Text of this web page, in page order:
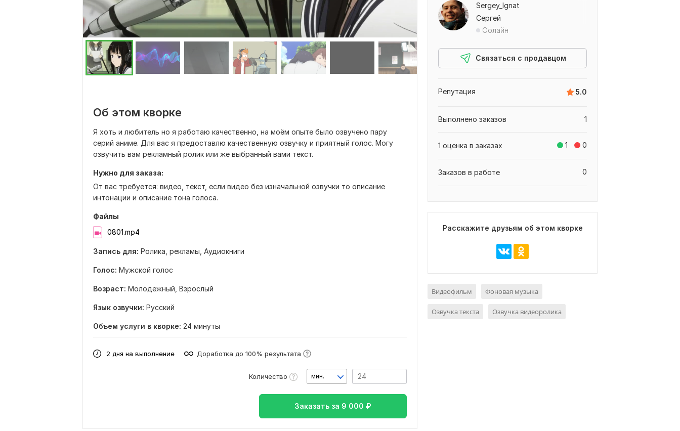
Отзыв от dymskiy,
Об этом кворке
Я хоть и любитель но я работаю качественно, на моём опыте было озвучено пару
серий аниме. Для вас я предоставлю качественную озвучку и приятный голос. Могу
озвучить вам рекламный ролик или же выбранный вами текст.
Нужно для заказа:
От вас требуется: видео, текст, если видео без изначальной озвучки то описание
интонации и описание тона голоса.
Файлы
0801.mp4
Запись для: Ролика, рекламы, Аудиокниги
Голос: Мужской голос
Возраст: Молодежный, Взрослый
Язык озвучки: Русский
Объем услуги в кворке: 24 минуты
2 дня на выполнение Доработка до 100% результата
Количество мин.
Заказать за 9 000 ₽
Sergey_Ignat
Сергей
Офлайн
Связаться с продавцом
5.0
Репутация
1
Выполнено заказов
1 0
1 оценка в заказах
0
Заказов в работе
Расскажите друзьям об этом кворке
Видеофильм Фоновая музыка
Озвучка текста Озвучка видеоролика